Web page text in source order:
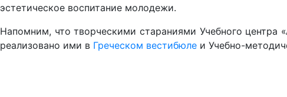
эстетическое воспитание молодежи.
Напомним, что творческими стараниями Учебного центра
реализовано ими в Греческом вестибюле и Учебно-